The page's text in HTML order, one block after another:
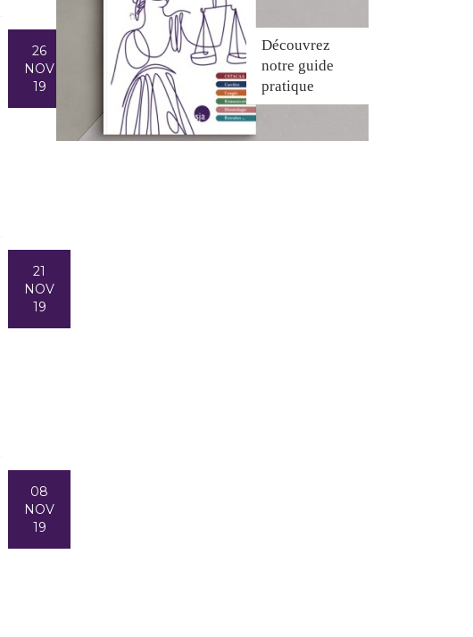
26
NOV
19
21
NOV
19
08
NOV
19
Découvrez
notre guide
pratique